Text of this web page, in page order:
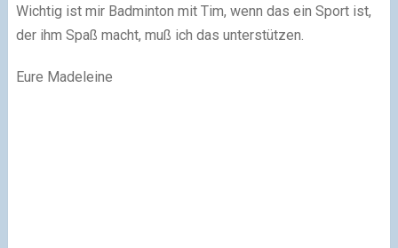
Wichtig ist mir Badminton mit Tim, wenn das ein Sport ist,
der ihm Spaß macht, muß ich das unterstützen.
Eure Madeleine